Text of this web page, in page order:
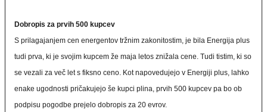
Dobropis za prvih 500 kupcev
S prilagajanjem cen energentov tržnim zakonitostim, je bila Energija plus
tudi prva, ki je svojim kupcem že maja letos znižala cene. Tudi tistim, ki so
se vezali za več let s fiksno ceno. Kot napovedujejo v Energiji plus, lahko
enake ugodnosti pričakujejo še kupci plina, prvih 500 kupcev pa bo ob
podpisu pogodbe prejelo dobropis za 20 evrov.